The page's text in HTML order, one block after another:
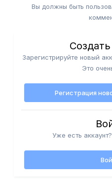
Вы должны быть
Зарегистрируйте новый
Это
Регистрация
Уже есть